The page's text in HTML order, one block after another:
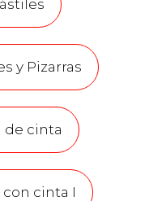
y Pizarras
de cinta
cinta I